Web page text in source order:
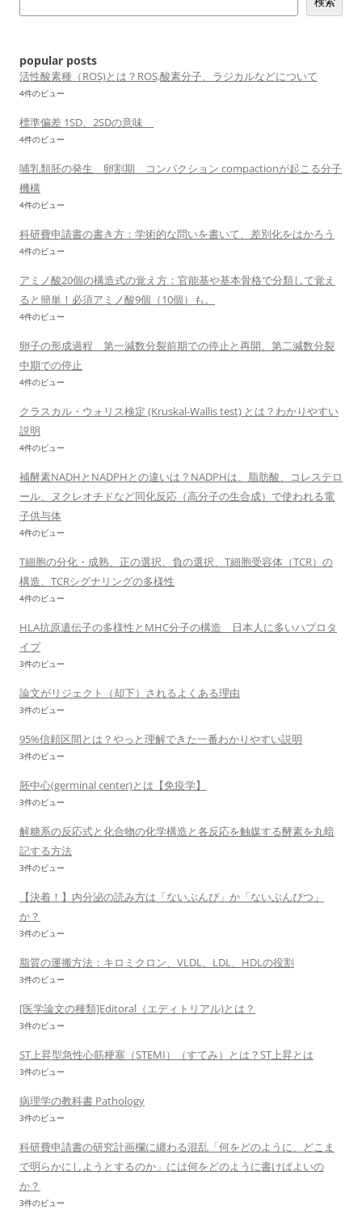
ョ
ン
popular posts
活性酸素種（ROS)とは？ROS,酸素分子、ラジカルなどについて
4件のビュー
標準偏差 1SD、2SDの意味
4件のビュー
哺乳類胚の発生 卵割期 コンパクション compactionが起こる分子
機構
4件のビュー
科研費申請書の書き方：学術的な問いを書いて、差別化をはかろう
4件のビュー
アミノ酸20個の構造式の覚え方：官能基や基本骨格で分類して覚え
ると簡単！必須アミノ酸9個（10個）も。
4件のビュー
卵子の形成過程 第一減数分裂前期での停止と再開、第二減数分裂
中期での停止
4件のビュー
クラスカル・ウォリス検定 (Kruskal-Wallis test) とは？わかりやすい
説明
4件のビュー
補酵素NADHとNADPHとの違いは？NADPHは、脂肪酸、コレステロ
ール、ヌクレオチドなど同化反応（高分子の生合成）で使われる電
子供与体
4件のビュー
T細胞の分化・成熟、正の選択、負の選択、T細胞受容体（TCR）の
構造、TCRシグナリングの多様性
4件のビュー
HLA抗原遺伝子の多様性とMHC分子の構造 日本人に多いハプロタ
イプ
3件のビュー
論文がリジェクト（却下）されるよくある理由
3件のビュー
95%信頼区間とは？やっと理解できた一番わかりやすい説明
3件のビュー
胚中心(germinal center)とは【免疫学】
3件のビュー
解糖系の反応式と化合物の化学構造と各反応を触媒する酵素を丸暗
記する方法
3件のビュー
【決着！】内分泌の読み方は「ないぶんぴ」か「ないぶんぴつ」
か？
3件のビュー
脂質の運搬方法：キロミクロン、VLDL、LDL、HDLの役割
3件のビュー
[医学論文の種類]Editoral（エディトリアル)とは？
3件のビュー
ST上昇型急性心筋梗塞（STEMI）（すてみ）とは？ST上昇とは
3件のビュー
病理学の教科書 Pathology
3件のビュー
科研費申請書の研究計画欄に纏わる混乱「何をどのように、どこま
で明らかにしようとするのか」には何をどのように書けばよいの
か？
3件のビュー